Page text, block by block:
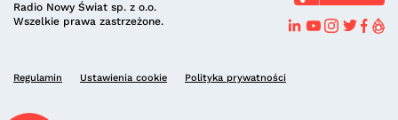
Radio Nowy Świat sp. z o.o.
Wszelkie prawa zastrzeżone.
Regulamin Ustawienia cookie Polityka prywatności